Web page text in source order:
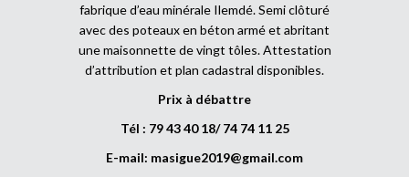
fabrique d’eau minérale Ilemdé. Semi clôturé
avec des poteaux en béton armé et abritant
une maisonnette de vingt tôles. Attestation
d’attribution et plan cadastral disponibles.
Prix à débattre
Tél : 79 43 40 18/ 74 74 11 25
E-mail: masigue2019@gmail.com